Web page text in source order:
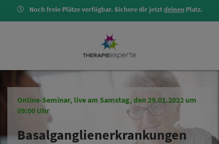
Noch freie Plätze verfügbar. Sichere dir jetztdeinen Platz.
Online-Seminar, live am Samstag, den 29.01.2022 um
09:00 Uhr
Basalganglienerkrankungen